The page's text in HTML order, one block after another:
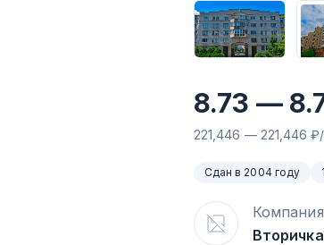
8.73 —
221,446 — 221,446
Сдан в 2004 году
Компания